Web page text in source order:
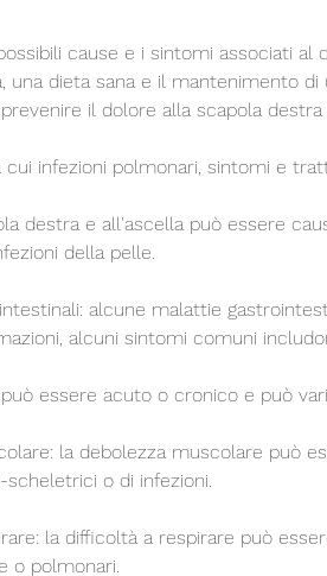
una dieta sana e il mantenimento
il dolore alla scapola destra
cui infezioni polmonari, sintomi e
destra e all'ascella può essere
della pelle.
alcune malattie
alcuni sintomi comuni
essere acuto o cronico e può
la debolezza muscolare può
o di infezioni.
la difficoltà a respirare può
o polmonari.